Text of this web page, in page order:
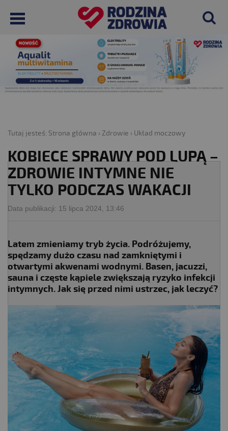
Tutaj jesteś: Strona główna › Zdrowie › Układ moczowy
KOBIECE SPRAWY POD LUPĄ –
ZDROWIE INTYMNE NIE
TYLKO PODCZAS WAKACJI
Data publikacji: 15 lipca 2024, 13:46
Latem zmieniamy tryb życia. Podróżujemy,
spędzamy dużo czasu nad zamkniętymi i
otwartymi akwenami wodnymi. Basen, jacuzzi,
sauna i częste kąpiele zwiększają ryzyko infekcji
intymnych. Jak się przed nimi ustrzec, jak leczyć?